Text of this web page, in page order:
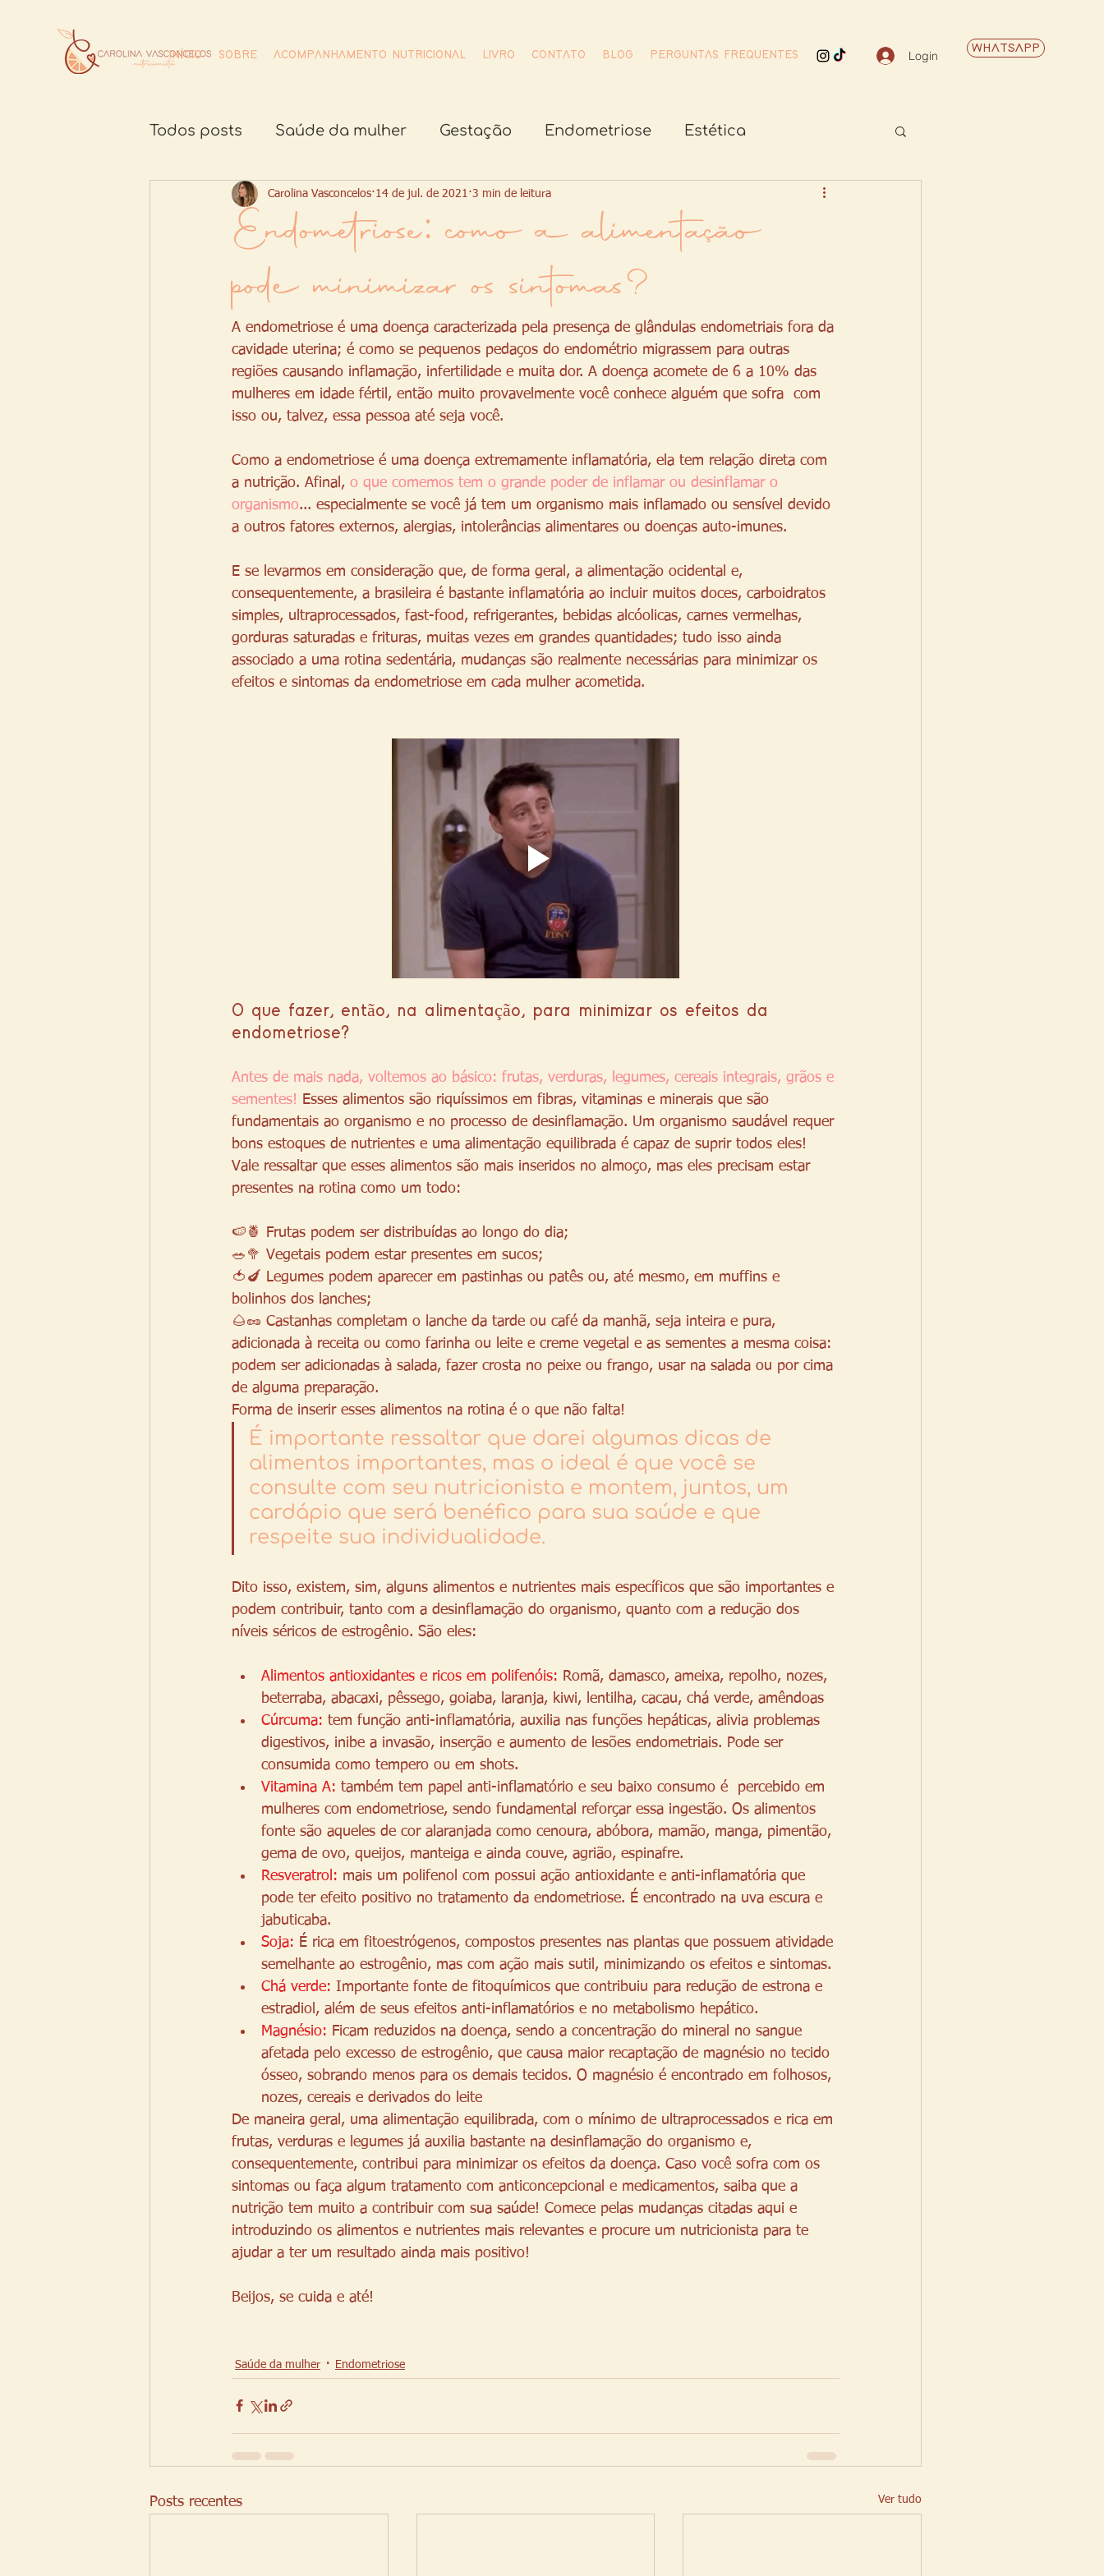
INÍCIO SOBRE ACOMPANHAMENTO NUTRICIONAL LIVRO CONTATO BLOG PERGUNTAS FREQUENTES Login WHATSAPP
Todos posts Saúde da mulher Gestação Endometriose Estética
Alimentos da safra Guias de saúde Síndrome dos Ovários Policísticos
Endometriose: como a alimentação
pode minimizar os sintomas?
Carolina Vasconcelos 14 de jul. de 2021 3 min de leitura
A endometriose é uma doença caracterizada pela presença de glândulas endometriais fora da
cavidade uterina; é como se pequenos pedaços do endométrio migrassem para outras
regiões causando inflamação, infertilidade e muita dor. A doença acomete de 6 a 10% das
mulheres em idade fértil, então muito provavelmente você conhece alguém que sofra  com
isso ou, talvez, essa pessoa até seja você.
Como a endometriose é uma doença extremamente inflamatória, ela tem relação direta com
a nutrição. Afinal, o que comemos tem o grande poder de inflamar ou desinflamar o
organismo... especialmente se você já tem um organismo mais inflamado ou sensível devido
a outros fatores externos, alergias, intolerâncias alimentares ou doenças auto-imunes.
E se levarmos em consideração que, de forma geral, a alimentação ocidental e,
consequentemente, a brasileira é bastante inflamatória ao incluir muitos doces, carboidratos
simples, ultraprocessados, fast-food, refrigerantes, bebidas alcóolicas, carnes vermelhas,
gorduras saturadas e frituras, muitas vezes em grandes quantidades; tudo isso ainda
associado a uma rotina sedentária, mudanças são realmente necessárias para minimizar os
efeitos e sintomas da endometriose em cada mulher acometida.
O que fazer, então, na alimentação, para minimizar os efeitos da
endometriose?
Antes de mais nada, voltemos ao básico: frutas, verduras, legumes, cereais integrais, grãos e
sementes!
Esses alimentos são riquíssimos em fibras, vitaminas e minerais que são
fundamentais ao organismo e no processo de desinflamação. Um organismo saudável requer
bons estoques de nutrientes e uma alimentação equilibrada é capaz de suprir todos eles!
Vale ressaltar que esses alimentos são mais inseridos no almoço, mas eles precisam estar
presentes na rotina como um todo:
🍉🍍 Frutas podem ser distribuídas ao longo do dia;
🥗🥦 Vegetais podem estar presentes em sucos;
🍅🍆 Legumes podem aparecer em pastinhas ou patês ou, até mesmo, em muffins e
bolinhos dos lanches;
🌰🥜 Castanhas completam o lanche da tarde ou café da manhã, seja inteira e pura,
adicionada à receita ou como farinha ou leite e creme vegetal e as sementes a mesma coisa:
podem ser adicionadas à salada, fazer crosta no peixe ou frango, usar na salada ou por cima
de alguma preparação.
Forma de inserir esses alimentos na rotina é o que não falta!
É importante ressaltar que darei algumas dicas de
alimentos importantes, mas o ideal é que você se
consulte com seu nutricionista e montem, juntos, um
cardápio que será benéfico para sua saúde e que
respeite sua individualidade.
Dito isso, existem, sim, alguns alimentos e nutrientes mais específicos que são importantes e
podem contribuir, tanto com a desinflamação do organismo, quanto com a redução dos
níveis séricos de estrogênio. São eles:
Alimentos antioxidantes e ricos em polifenóis: Romã, damasco, ameixa, repolho, nozes,
beterraba, abacaxi, pêssego, goiaba, laranja, kiwi, lentilha, cacau, chá verde, amêndoas
Cúrcuma: tem função anti-inflamatória, auxilia nas funções hepáticas, alivia problemas
digestivos, inibe a invasão, inserção e aumento de lesões endometriais. Pode ser
consumida como tempero ou em shots.
Vitamina A: também tem papel anti-inflamatório e seu baixo consumo é  percebido em
mulheres com endometriose, sendo fundamental reforçar essa ingestão. Os alimentos
fonte são aqueles de cor alaranjada como cenoura, abóbora, mamão, manga, pimentão,
gema de ovo, queijos, manteiga e ainda couve, agrião, espinafre.
Resveratrol: mais um polifenol com possui ação antioxidante e anti-inflamatória que
pode ter efeito positivo no tratamento da endometriose. É encontrado na uva escura e
jabuticaba.
Soja: É rica em fitoestrógenos, compostos presentes nas plantas que possuem atividade
semelhante ao estrogênio, mas com ação mais sutil, minimizando os efeitos e sintomas.
Chá verde: Importante fonte de fitoquímicos que contribuiu para redução de estrona e
estradiol, além de seus efeitos anti-inflamatórios e no metabolismo hepático.
Magnésio: Ficam reduzidos na doença, sendo a concentração do mineral no sangue
afetada pelo excesso de estrogênio, que causa maior recaptação de magnésio no tecido
ósseo, sobrando menos para os demais tecidos. O magnésio é encontrado em folhosos,
nozes, cereais e derivados do leite
De maneira geral, uma alimentação equilibrada, com o mínimo de ultraprocessados e rica em
frutas, verduras e legumes já auxilia bastante na desinflamação do organismo e,
consequentemente, contribui para minimizar os efeitos da doença. Caso você sofra com os
sintomas ou faça algum tratamento com anticoncepcional e medicamentos, saiba que a
nutrição tem muito a contribuir com sua saúde! Comece pelas mudanças citadas aqui e
introduzindo os alimentos e nutrientes mais relevantes e procure um nutricionista para te
ajudar a ter um resultado ainda mais positivo!
Beijos, se cuida e até!
Saúde da mulher Endometriose
Posts recentes Ver tudo